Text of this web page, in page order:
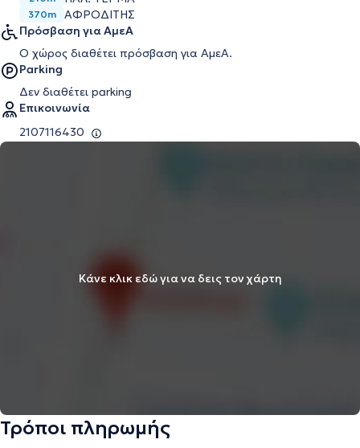
370m
ΑΦΡΟΔΙΤΗΣ
Πρόσβαση για ΑμεΑ
Ο χώρος διαθέτει πρόσβαση για ΑμεΑ.
Parking
Δεν διαθέτει parking
Επικοινωνία
2107116430
Κάνε κλικ εδώ για να δεις τον χάρτη
Τρόποι πληρωμής